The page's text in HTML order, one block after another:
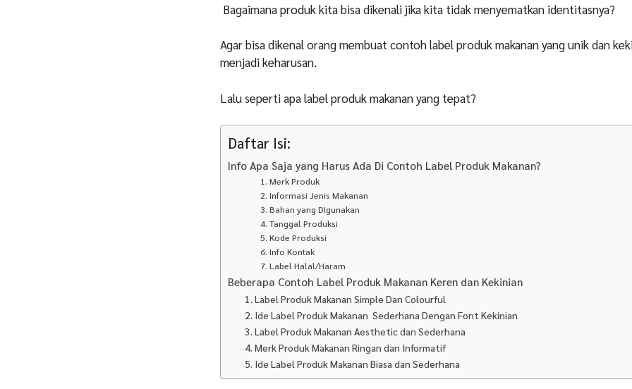
Bagaimana produk kita bisa dikenali jika kita tidak menyematkan identitasnya?
Agar bisa dikenal orang membuat contoh label produk makanan yang unik dan
menjadi keharusan.
Lalu seperti apa label produk makanan yang tepat?
Daftar Isi:
Info Apa Saja yang Harus Ada Di Contoh Label Produk Makanan?
1. Merk Produk
2. Informasi Jenis Makanan
3. Bahan yang DIgunakan
4. Tanggal Produksi
5. Kode Produksi
6. Info Kontak
7. Label Halal/Haram
Beberapa Contoh Label Produk Makanan Keren dan Kekinian
1. Label Produk Makanan Simple Dan Colourful
2. Ide Label Produk Makanan Sederhana Dengan Font Kekinian
3. Label Produk Makanan Aesthetic dan Sederhana
4. Merk Produk Makanan Ringan dan Informatif
5. Ide Label Produk Makanan Biasa dan Sederhana